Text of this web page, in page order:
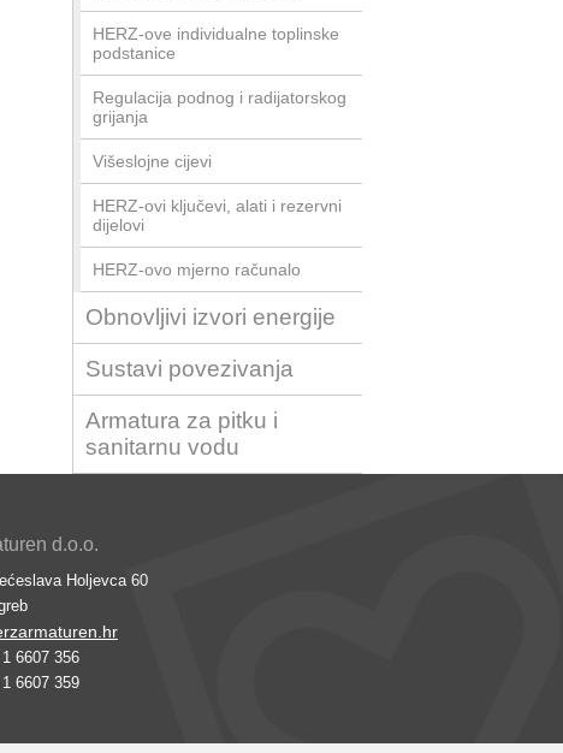
HERZ-ove individualne toplinske
podstanice
Regulacija podnog i radijatorskog
grijanja
Višeslojne cijevi
HERZ-ovi ključevi, alati i rezervni
dijelovi
HERZ-ovo mjerno računalo
Obnovljivi izvori energije
Sustavi povezivanja
Armatura za pitku i
sanitarnu vodu
d.o.o.
Holjevca 60
6607 356
6607 359